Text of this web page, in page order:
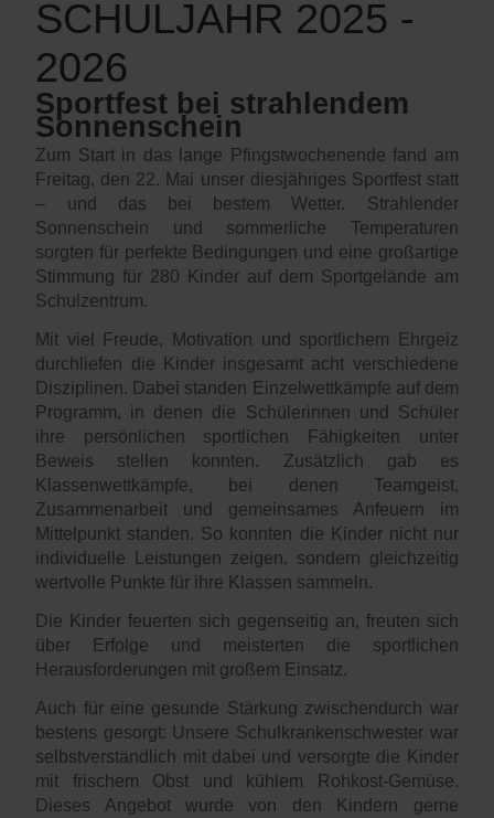
SCHULJAHR 2025 -
2026
Sportfest bei strahlendem
Sonnenschein
Zum Start in das lange Pfingstwochenende fand am
Freitag, den 22. Mai unser diesjähriges Sportfest statt
– und das bei bestem Wetter. Strahlender
Sonnenschein und sommerliche Temperaturen
sorgten für perfekte Bedingungen und eine großartige
Stimmung für 280 Kinder auf dem Sportgelände am
Schulzentrum.
Mit viel Freude, Motivation und sportlichem Ehrgeiz
durchliefen die Kinder insgesamt acht verschiedene
Disziplinen. Dabei standen Einzelwettkämpfe auf dem
Programm, in denen die Schülerinnen und Schüler
ihre persönlichen sportlichen Fähigkeiten unter
Beweis stellen konnten. Zusätzlich gab es
Klassenwettkämpfe, bei denen Teamgeist,
Zusammenarbeit und gemeinsames Anfeuern im
Mittelpunkt standen. So konnten die Kinder nicht nur
individuelle Leistungen zeigen, sondern gleichzeitig
wertvolle Punkte für ihre Klassen sammeln.
Die Kinder feuerten sich gegenseitig an, freuten sich
über Erfolge und meisterten die sportlichen
Herausforderungen mit großem Einsatz.
Auch für eine gesunde Stärkung zwischendurch war
bestens gesorgt: Unsere Schulkrankenschwester war
selbstverständlich mit dabei und versorgte die Kinder
mit frischem Obst und kühlem Rohkost-Gemüse.
Dieses Angebot wurde von den Kindern gerne